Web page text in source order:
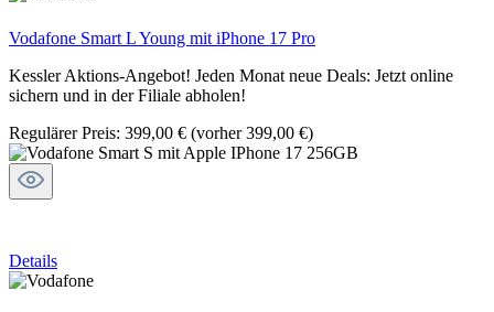
Vodafone Smart L Young mit iPhone 17 Pro
Kessler Aktions-Angebot! Jeden Monat neue Deals: Jetzt online
sichern und in der Filiale abholen!
Regulärer Preis: 399,00 € (vorher 399,00 €)
Details